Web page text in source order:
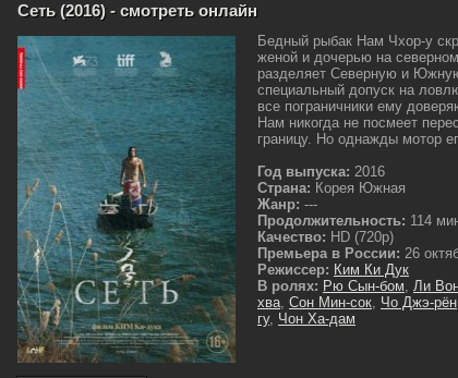
Сеть (2016) - смотреть онлайн
Бедный рыбак Нам Чхор-у
женой и дочерью на северном
разделяет Северную и
специальный допуск на
все пограничники ему
Нам никогда не посмеет
границу. Но однажды мотор
Год выпуска: 2016
Страна: Корея Южная
Жанр: ---
Продолжительность: 114
Качество: HD (720p)
Премьера в России: 26
Режиссер: Ким Ки Дук
В ролях: Рю Сын-бом, Ли
хва, Сон Мин-сок, Чо Джэ-рён
гу, Чон Ха-дам